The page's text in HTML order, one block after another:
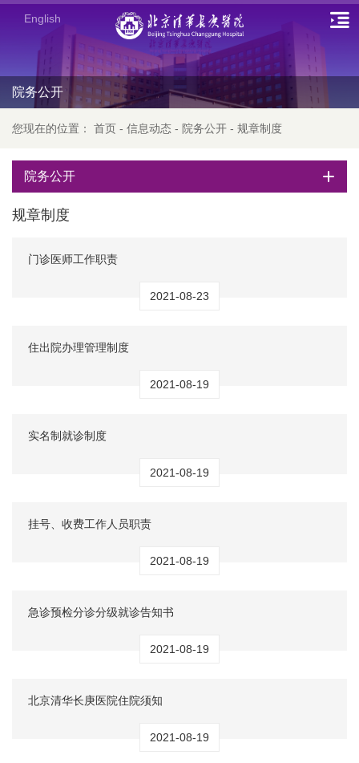
English
院务公开
您现在的位置： 首页 - 信息动态 - 院务公开 - 规章制度
院务公开
规章制度
门诊医师工作职责
2021-08-23
住出院办理管理制度
2021-08-19
实名制就诊制度
2021-08-19
挂号、收费工作人员职责
2021-08-19
急诊预检分诊分级就诊告知书
2021-08-19
北京清华长庚医院住院须知
2021-08-19